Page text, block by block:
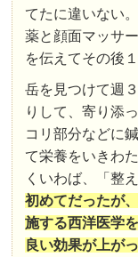
てたに違いない
薬と顔面マッサ
を伝えてその後
岳を見つけて週
りして、寄り添
コリ部分などに
て栄養をいきわ
くいわば、「整
初めてだったが
施する西洋医学
良い効果が上が